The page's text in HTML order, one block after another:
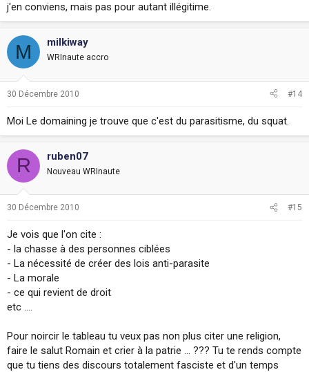
j'en conviens, mais pas pour autant illégitime.
M milkiway
WRInaute accro
30 Décembre 2010 #14
Moi Le domaining je trouve que c'est du parasitisme, du squat.
R ruben07
Nouveau WRInaute
30 Décembre 2010 #15
Je vois que l'on cite :
- la chasse à des personnes ciblées
- La nécessité de créer des lois anti-parasite
- La morale
- ce qui revient de droit
etc ....
Pour noircir le tableau tu veux pas non plus citer une religion,
faire le salut Romain et crier à la patrie ... ??? Tu te rends compte
que tu tiens des discours totalement fasciste et d'un temps